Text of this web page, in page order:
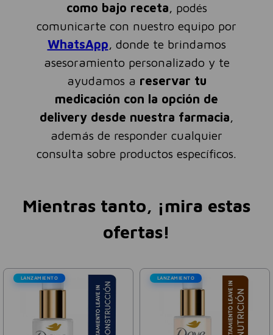
como bajo receta, podés
comunicarte con nuestro equipo por
WhatsApp, donde te brindamos
asesoramiento personalizado y te
ayudamos a reservar tu
medicación con la opción de
delivery desde nuestra farmacia,
además de responder cualquier
consulta sobre productos específicos.
Mientras tanto, ¡mira estas
ofertas!
LANZAMIENTO LANZAMIENTO